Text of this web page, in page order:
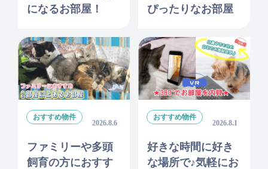
になるお部屋！
ぴったりなお部屋
おすすめ物件
2026.8.6
ファミリーや多頭
飼育の方におすす
おすすめ物件
2026.8.1
好きな時間に好き
な場所で♪気軽にお